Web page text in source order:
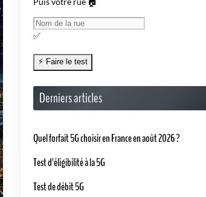
✅
Derniers articles
Quel forfait 5G choisir en France en août 2026 ?
Test d'éligibilité à la 5G
Test de débit 5G